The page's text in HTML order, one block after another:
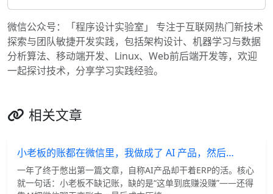
微信公众号：「程序设计实验室」 专注于互联网热门新技术
探索与团队敏捷开发实践，包括架构设计、机器学习与数据
分析算法、移动端开发、Linux、Web前后端开发等，欢迎
一起探讨技术，分享学习实践经验。
相关文章
小老板的账都在微信里，我做成了 AI 产品，然后…
一年了终于憋出第一篇文章，自称AI产品却干着ERP的活。核心
就一句话：小老板不缺记账，缺的是“这单到底赚没赚”——还得